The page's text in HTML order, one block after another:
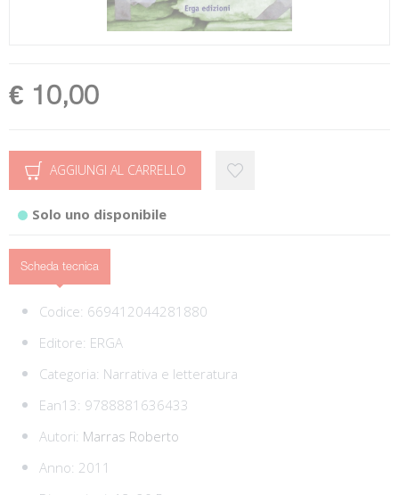
€ 10,00
AGGIUNGI AL CARRELLO
Solo uno disponibile
Scheda tecnica
Codice: 669412044281880
Editore: ERGA
Categoria: Narrativa e letteratura
Ean13: 9788881636433
Autori: Marras Roberto
Anno: 2011